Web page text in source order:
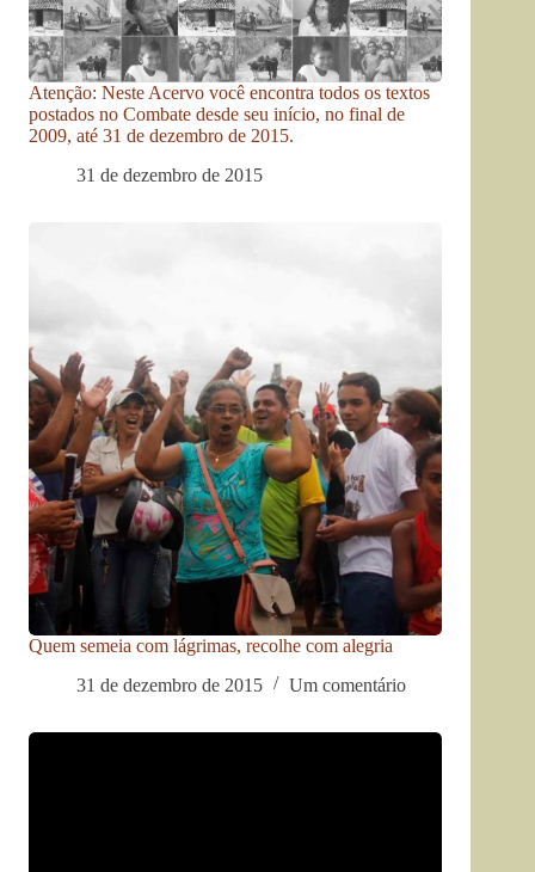
Atenção: Neste Acervo você encontra todos os textos
postados no Combate desde seu início, no final de
2009, até 31 de dezembro de 2015.
31 de dezembro de 2015
Quem semeia com lágrimas, recolhe com alegria
31 de dezembro de 2015
Um comentário